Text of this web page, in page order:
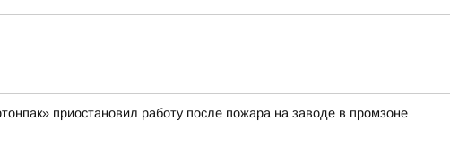
приостановил работу после пожара на заводе в промзоне